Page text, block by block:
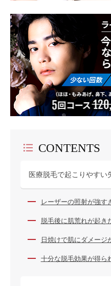
CONTENTS
医療脱毛で起こりやすい
レーザーの照射が強す
脱毛後に肌荒れが起き
日焼けで肌にダメージ
十分な脱毛効果が得ら